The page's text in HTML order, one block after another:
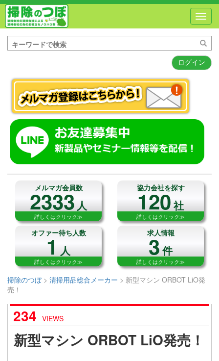
ログイン
メルマガ会員数
2333人
詳しくはクリック≫
協力会社を探す
120社
詳しくはクリック≫
オファー待ち人数
1人
詳しくはクリック≫
求人情報
3件
詳しくはクリック≫
掃除のつぼ> 清掃用品総合メーカー > 新型マシン ORBOT LiO発
売！
234 VIEWS
新型マシン ORBOT LiO発売！